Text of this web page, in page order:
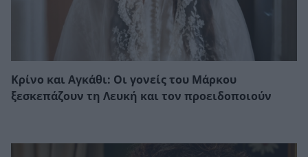
Κρίνο και Αγκάθι: Οι γονείς του Μάρκου
ξεσκεπάζουν τη Λευκή και τον προειδοποιούν